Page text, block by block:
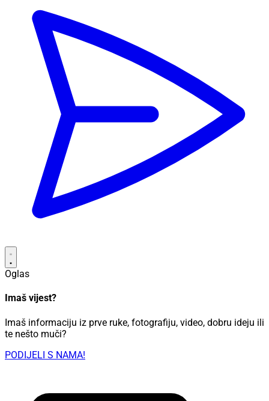
Oglas
Imaš vijest?
Imaš informaciju iz prve ruke, fotografiju, video, dobru ideju ili
te nešto muči?
PODIJELI S NAMA!